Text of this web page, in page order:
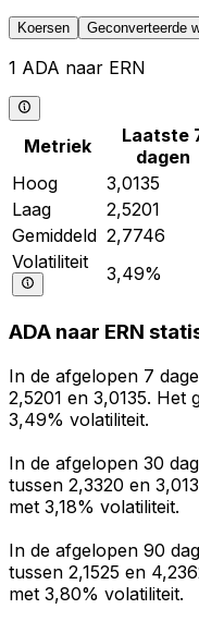
Koersen Geconverteerde
1 ADA naar ERN
Metriek
Laatste
dagen
Hoog
3,0135
Laag
2,5201
Gemiddeld 2,7746
Volatiliteit
3,49%
ADA naar ERN
In de afgelopen 7
2,5201 en 3,0135. Het
3,49% volatiliteit.
In de afgelopen 30
tussen 2,3320 en
met 3,18% volatiliteit.
In de afgelopen 90
tussen 2,1525 en
met 3,80% volatiliteit.